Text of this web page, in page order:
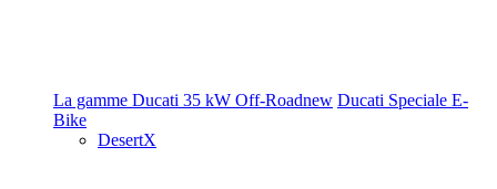
La gamme Ducati 35 kW Off-Roadnew Ducati Speciale E-
Bike
DesertX